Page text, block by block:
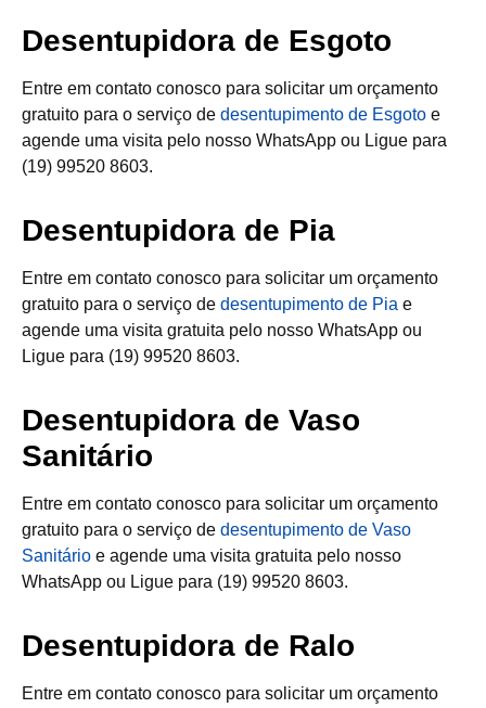
Desentupidora de Esgoto
Entre em contato conosco para solicitar um orçamento
gratuito para o serviço de desentupimento de Esgoto e
agende uma visita pelo nosso WhatsApp ou Ligue para
(19) 99520 8603.
Desentupidora de Pia
Entre em contato conosco para solicitar um orçamento
gratuito para o serviço de desentupimento de Pia e
agende uma visita gratuita pelo nosso WhatsApp ou
Ligue para (19) 99520 8603.
Desentupidora de Vaso
Sanitário
Entre em contato conosco para solicitar um orçamento
gratuito para o serviço de desentupimento de Vaso
Sanitário e agende uma visita gratuita pelo nosso
WhatsApp ou Ligue para (19) 99520 8603.
Desentupidora de Ralo
Entre em contato conosco para solicitar um orçamento